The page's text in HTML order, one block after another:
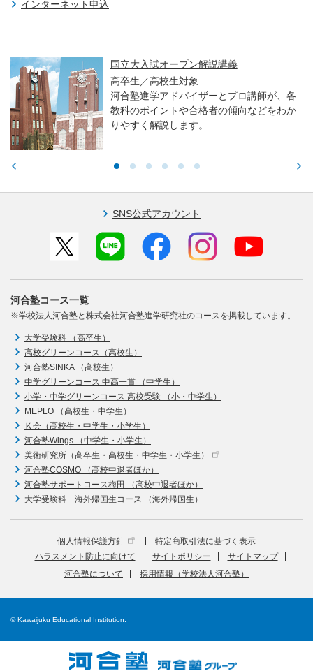
インターネット申込
国立大入試オープン解説講義
高卒生／高校生対象
河合塾進学アドバイザーとプロ講師が、各
教科のポイントや合格者の傾向などをわか
りやすく解説します。
SNS公式アカウント
河合塾コース一覧
※学校法人河合塾と株式会社河合塾進学研究社のコースを掲載しています。
大学受験科 （高卒生）
高校グリーンコース（高校生）
河合塾SINKA （高校生）
中学グリーンコース 中高一貫 （中学生）
小学・中学グリーンコース 高校受験 （小・中学生）
MEPLO （高校生・中学生）
Ｋ会（高校生・中学生・小学生）
河合塾Wings （中学生・小学生）
美術研究所（高卒生・高校生・中学生・小学生）
河合塾COSMO （高校中退者ほか）
河合塾サポートコース梅田 （高校中退者ほか）
大学受験科 海外帰国生コース （海外帰国生）
個人情報保護方針
特定商取引法に基づく表示
ハラスメント防止に向けて
サイトポリシー
サイトマップ
河合塾について
採用情報（学校法人河合塾）
© Kawaijuku Educational Institution.